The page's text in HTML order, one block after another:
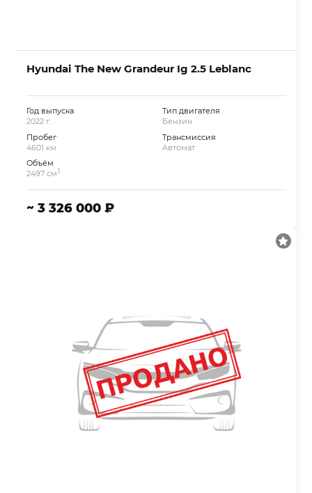
Hyundai The New Grandeur Ig 2.5 Leblanc
Год выпуска
2022 г.
Пробег
4601 км.
Объём
2497 см3
Тип двигателя
Бензин
Трансмиссия
Автомат
~ 3 326 000 ₽